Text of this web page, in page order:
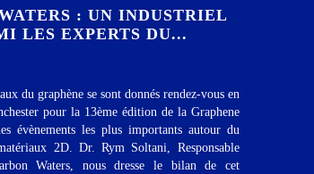
: UN INDUSTRIEL
LES EXPERTS DU...
du graphène se sont donnés rendez-vous en
pour la 13ème édition de la Graphene
évènements les plus importants autour du
2D. Dr. Rym Soltani, Responsable
Waters, nous dresse le bilan de cet